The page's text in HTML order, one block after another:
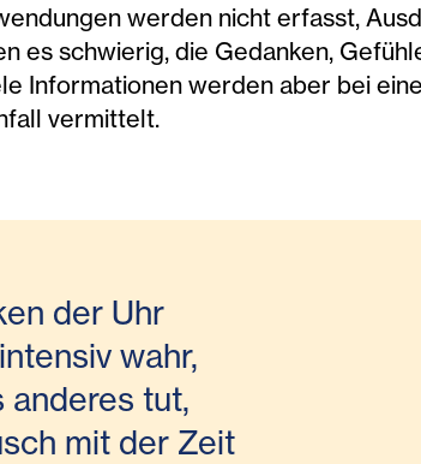
werden nicht erfasst,
es schwierig, die Gedanken,
Informationen werden aber bei
vermittelt.
der Uhr
wahr,
anderes tut,
mit der Zeit